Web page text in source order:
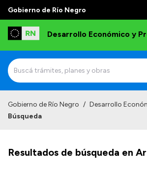
Gobierno de Río Negro
Desarrollo Económico y
Gobierno de Río Negro / Desarrollo
Búsqueda
Resultados de búsqueda en